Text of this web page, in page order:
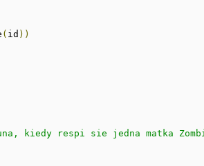
( id ))
kiedy respi sie jedna matka